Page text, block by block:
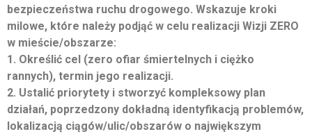
bezpieczeństwa ruchu drogowego. Wskazuje kroki
milowe, które należy podjąć w celu realizacji Wizji ZERO
w mieście/obszarze:
1. Określić cel (zero ofiar śmiertelnych i ciężko
rannych), termin jego realizacji.
2. Ustalić priorytety i stworzyć kompleksowy plan
działań, poprzedzony dokładną identyfikacją problemów,
lokalizacją ciągów/ulic/obszarów o największym